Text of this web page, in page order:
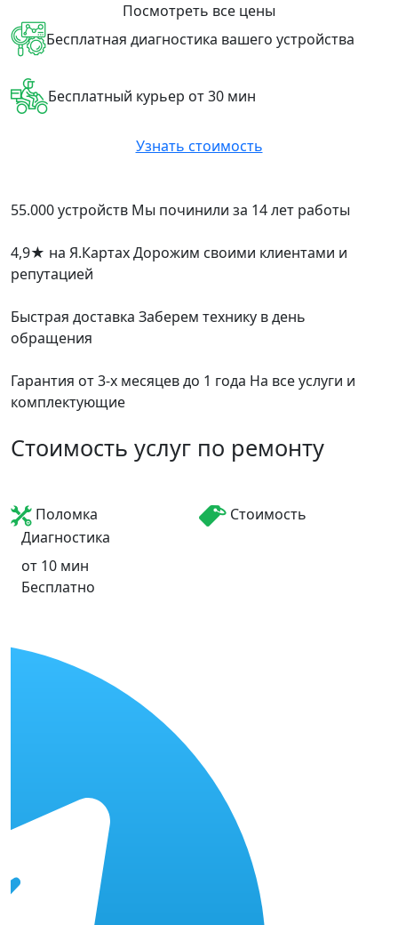
Посмотреть все цены
Бесплатная диагностика вашего устройства
Бесплатный курьер от 30 мин
Узнать стоимость
55.000 устройств Мы починили за 14 лет работы
4,9★ на Я.КартахДорожим своими клиентами и
репутацией
Быстрая доставка Заберем технику в день
обращения
Гарантия от 3-х месяцев до 1 года На все услуги и
комплектующие
Стоимость услуг по ремонту
Поломка
Стоимость
Диагностика
Бесплатно
от 10 мин